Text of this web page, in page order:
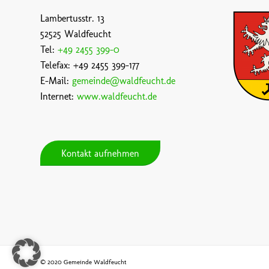
Lambertusstr. 13
52525 Waldfeucht
Tel: +49 2455 399-0
Telefax: +49 2455 399-177
E-Mail: gemeinde@waldfeucht.de
Internet: www.waldfeucht.de
Kontakt aufnehmen
© 2020 Gemeinde Waldfeucht